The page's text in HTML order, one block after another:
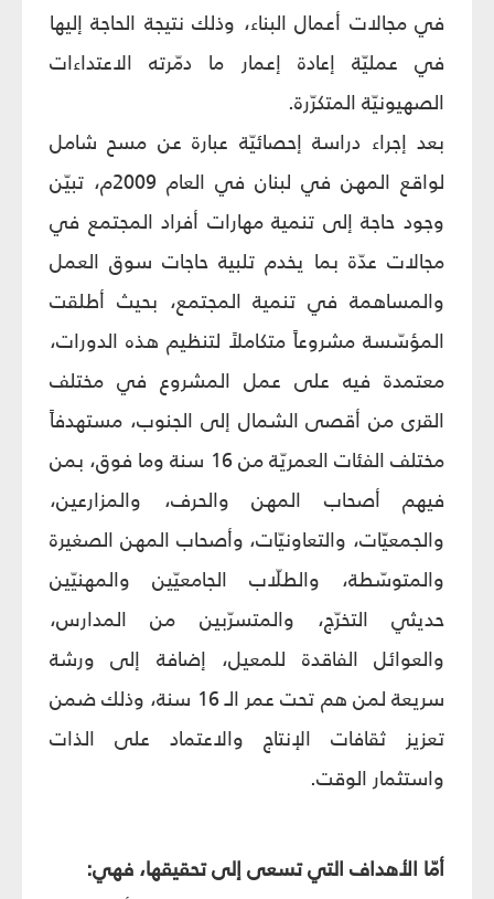
في مجالات أعمال البناء، وذلك نتيجة الحاجة إليها
في عمليّة إعادة إعمار ما دمّرته الاعتداءات
الصهيونيّة المتكرّرة.
بعد إجراء دراسة إحصائيّة عبارة عن مسح شامل
لواقع المهن في لبنان في العام 2009م، تبيّن
وجود حاجة إلى تنمية مهارات أفراد المجتمع في
مجالات عدّة بما يخدم تلبية حاجات سوق العمل
والمساهمة في تنمية المجتمع، بحيث أطلقت
المؤسّسة مشروعاً متكاملاً لتنظيم هذه الدورات،
معتمدة فيه على عمل المشروع في مختلف
القرى من أقصى الشمال إلى الجنوب، مستهدفاً
مختلف الفئات العمريّة من 16 سنة وما فوق، بمن
فيهم أصحاب المهن والحرف، والمزارعين،
والجمعيّات، والتعاونيّات، وأصحاب المهن الصغيرة
والمتوسّطة، والطلّاب الجامعيّين والمهنيّين
حديثي التخرّج، والمتسرّبين من المدارس،
والعوائل الفاقدة للمعيل، إضافة إلى ورشة
سريعة لمن هم تحت عمر الـ 16 سنة، وذلك ضمن
تعزيز ثقافات الإنتاج والاعتماد على الذات
واستثمار الوقت.
أمّا الأهداف التي تسعى إلى تحقيقها، فهي: